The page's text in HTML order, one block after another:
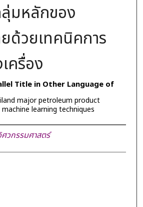
ลุ่มหลักของ
ยด้วยเทคนิคการ
ครื่อง
Title in Other Language of
major petroleum product
learning techniques
วกรรมศาสตร์